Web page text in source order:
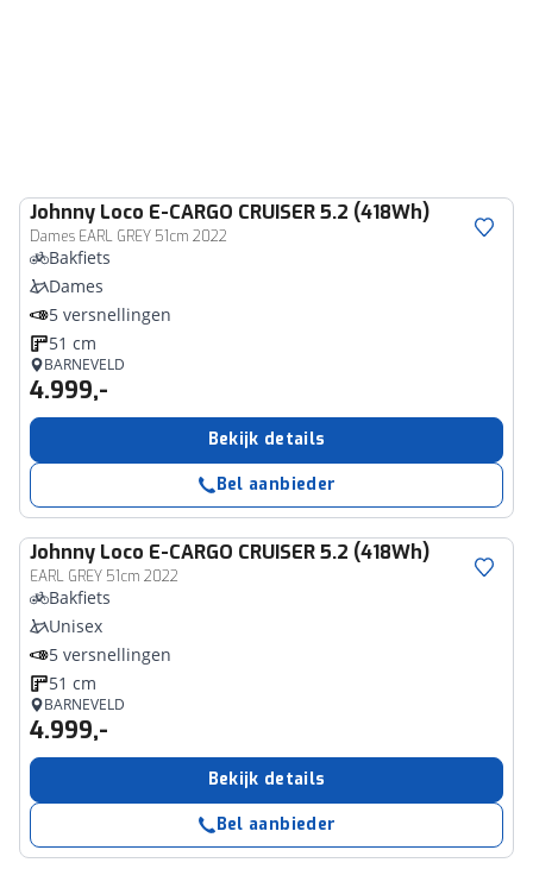
Johnny Loco E-CARGO CRUISER 5.2 (418Wh)
Dames EARL GREY 51cm 2022
Bakfiets
Dames
5 versnellingen
51 cm
BARNEVELD
4.999,-
Bekijk details
Bel aanbieder
Johnny Loco E-CARGO CRUISER 5.2 (418Wh)
EARL GREY 51cm 2022
Bakfiets
Unisex
5 versnellingen
51 cm
BARNEVELD
4.999,-
Bekijk details
Bel aanbieder